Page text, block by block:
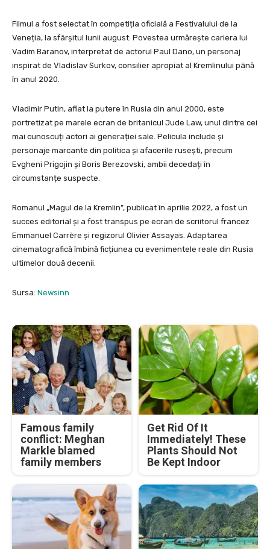
Filmul a fost selectat în competiția oficială a Festivalului de la
Veneția, la sfârșitul lunii august. Povestea urmărește cariera lui
Vadim Baranov, interpretat de actorul Paul Dano, un personaj
inspirat de Vladislav Surkov, consilier apropiat al Kremlinului până
în anul 2020.
Vladimir Putin, aflat la putere în Rusia din anul 2000, este
portretizat pe marele ecran de britanicul Jude Law, unul dintre cei
mai cunoscuți actori ai generației sale. Pelicula include și
personaje marcante din politica și afacerile rusești, precum
Evgheni Prigojin și Boris Berezovski, ambii decedați în
circumstanțe suspecte.
Romanul „Magul de la Kremlin”, publicat în aprilie 2022, a fost un
succes editorial și a fost transpus pe ecran de scriitorul francez
Emmanuel Carrère și regizorul Olivier Assayas. Adaptarea
cinematografică îmbină ficțiunea cu evenimentele reale din Rusia
ultimelor două decenii.
Sursa: Newsinn
Famous family
conflict: Meghan
Markle blamed
family members
Get Rid Of It
Immediately! These
Plants Should Not
Be Kept Indoor